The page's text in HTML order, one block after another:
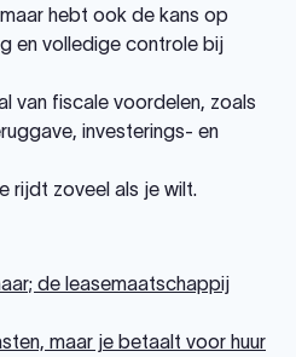
hebt ook de kans op
en volledige controle bij
van fiscale voordelen, zoals
investerings- en
rijdt zoveel als je wilt.
de leasemaatschappij
maar je betaalt voor huur